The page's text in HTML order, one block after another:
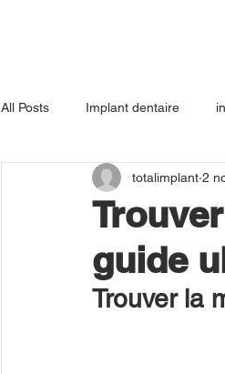
All Posts Implant dentaire
Machine à rayons X dentaire
Équipement laser pour soins de
guide
totalimplant 2
Trouver la